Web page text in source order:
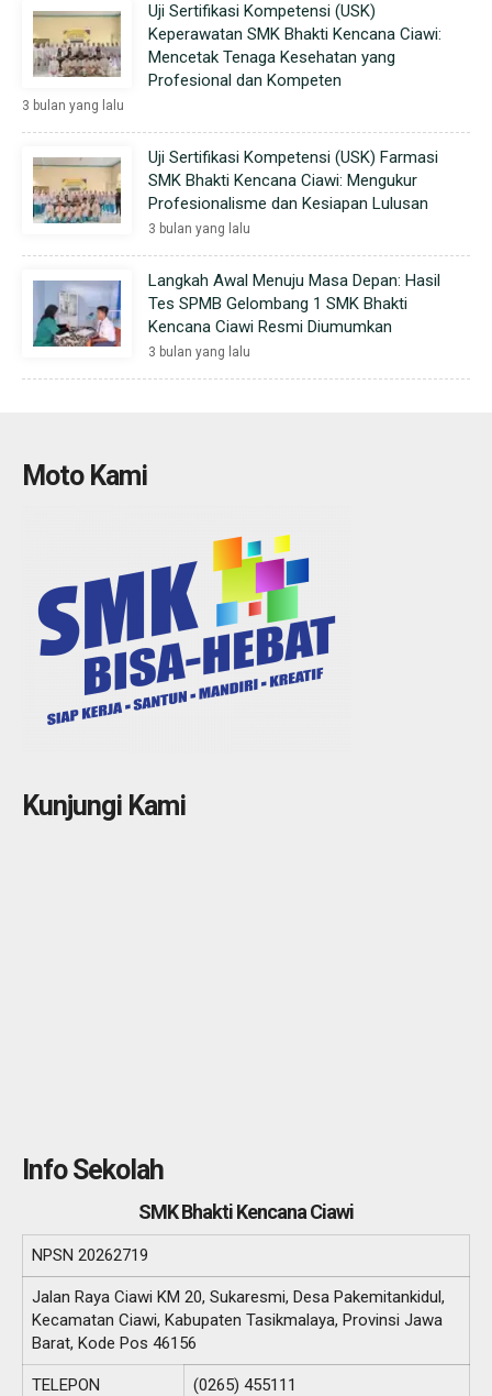
Uji Sertifikasi Kompetensi (USK)
Keperawatan SMK Bhakti Kencana Ciawi:
Mencetak Tenaga Kesehatan yang
Profesional dan Kompeten
3 bulan yang lalu
Uji Sertifikasi Kompetensi (USK) Farmasi
SMK Bhakti Kencana Ciawi: Mengukur
Profesionalisme dan Kesiapan Lulusan
3 bulan yang lalu
Langkah Awal Menuju Masa Depan: Hasil
Tes SPMB Gelombang 1 SMK Bhakti
Kencana Ciawi Resmi Diumumkan
3 bulan yang lalu
Moto Kami
Kunjungi Kami
Info Sekolah
SMK Bhakti Kencana Ciawi
NPSN 20262719
Jalan Raya Ciawi KM 20, Sukaresmi, Desa Pakemitankidul,
Kecamatan Ciawi, Kabupaten Tasikmalaya, Provinsi Jawa
Barat, Kode Pos 46156
TELEPON (0265) 455111